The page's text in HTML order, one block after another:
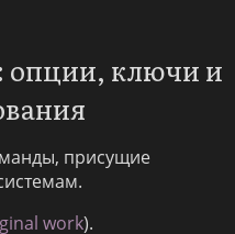
опции, ключи и
присущие
work).